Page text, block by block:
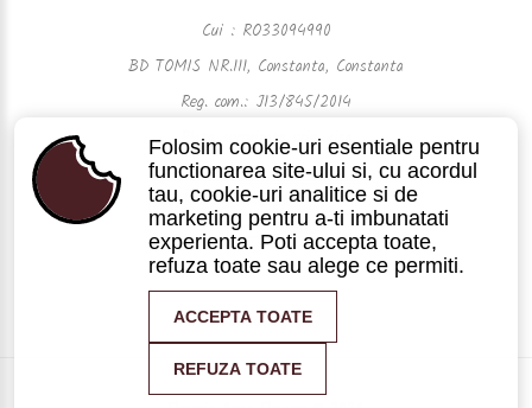
Cui : RO33094990
BD TOMIS NR.111, Constanta, Constanta
Reg. com.: J13/845/2014
Plata securizata prin visa
Powered by
Folosim cookie-uri esentiale pentru
functionarea site-ului si, cu acordul
tau, cookie-uri analitice si de
marketing pentru a-ti imbunatati
experienta. Poti accepta toate,
refuza toate sau alege ce permiti.
ACCEPTA TOATE
REFUZA TOATE